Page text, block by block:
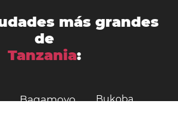
más grandes
de
Tanzania:
Bagamoyo Bukoba